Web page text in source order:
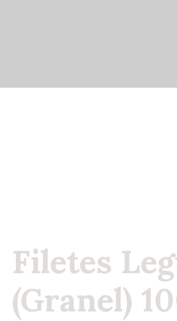
Filetes
(Granel)